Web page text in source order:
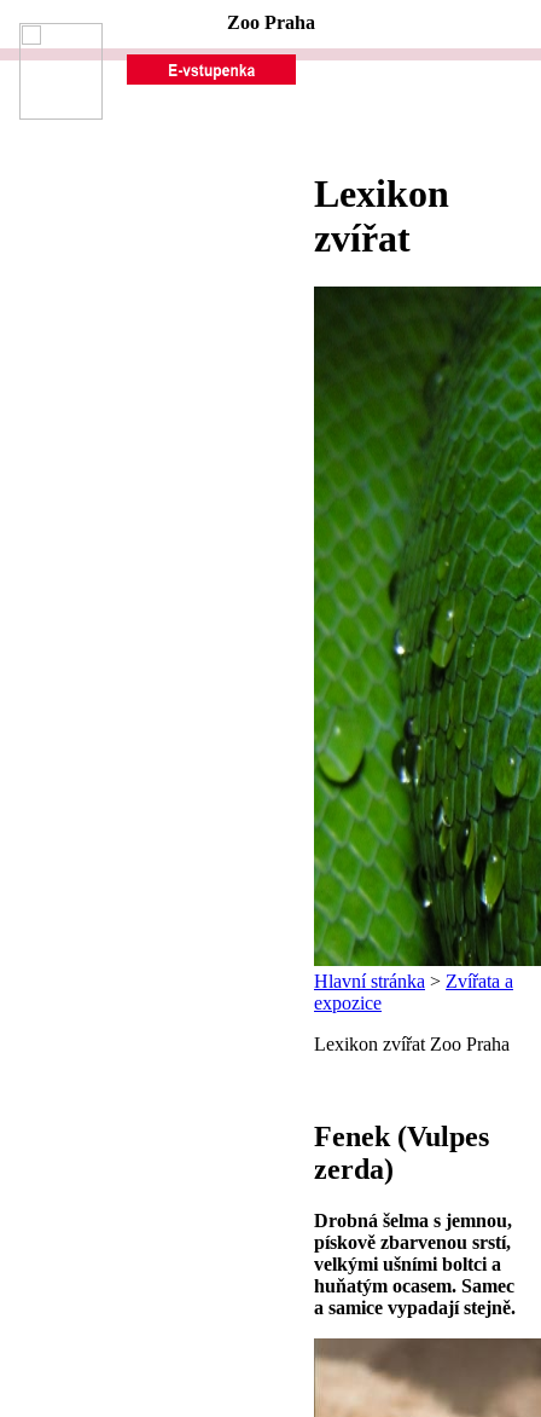
Zoo Praha
Lexikon
zvířat
Hlavní stránka > Zvířata a
expozice
Lexikon zvířat Zoo Praha
Fenek (Vulpes
zerda)
Drobná šelma s jemnou,
pískově zbarvenou srstí,
velkými ušními boltci a
huňatým ocasem. Samec
a samice vypadají stejně.